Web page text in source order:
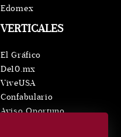
VERTICALES
El Gráfico
De10.mx
ViveUSA
Confabulario
Aviso Oportuno
Edomex